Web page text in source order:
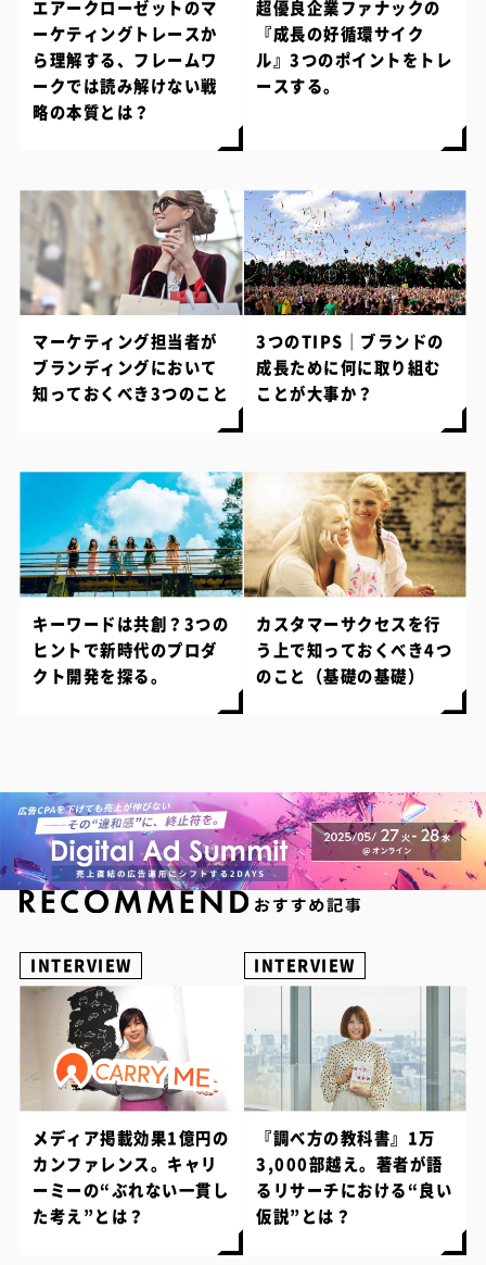
エアークローゼットのマ
ーケティングトレースか
ら理解する、フレームワ
ークでは読み解けない戦
略の本質とは？
超優良企業ファナックの
『成長の好循環サイク
ル』3つのポイントをトレ
ースする。
マーケティング担当者が
ブランディングにおいて
知っておくべき3つのこと
3つのTIPS｜ブランドの
成長ために何に取り組む
ことが大事か？
キーワードは共創？3つの
ヒントで新時代のプロダ
クト開発を探る。
カスタマーサクセスを行
う上で知っておくべき4つ
のこと（基礎の基礎）
INTERVIEW
メディア掲載効果1億円の
カンファレンス。キャリ
ーミーの“ぶれない一貫し
た考え”とは？
INTERVIEW
『調べ方の教科書』1万
3,000部越え。著者が語
るリサーチにおける“良い
仮説”とは？